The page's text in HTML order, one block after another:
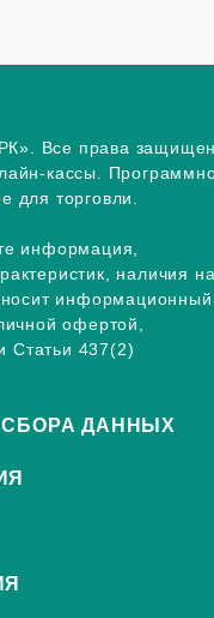
Все права
кассы.
для торговли.
информация,
наличия на
носит информационный
офертой,
Статьи 437(2)
ДАННЫХ